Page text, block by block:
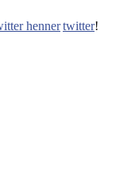
twitter!